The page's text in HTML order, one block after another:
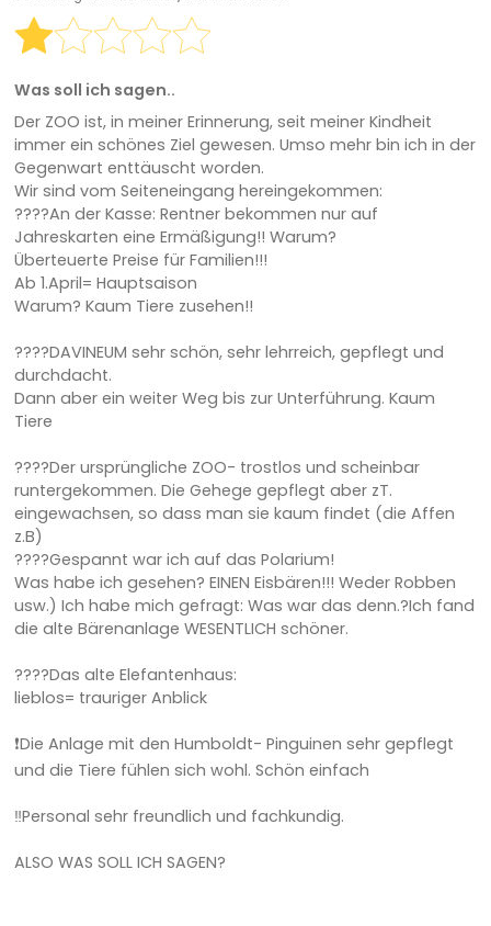
Was soll ich sagen..
Der ZOO ist, in meiner Erinnerung, seit meiner Kindheit
immer ein schönes Ziel gewesen. Umso mehr bin ich in der
Gegenwart enttäuscht worden.
Wir sind vom Seiteneingang hereingekommen:
????An der Kasse: Rentner bekommen nur auf
Jahreskarten eine Ermäßigung!! Warum?
Überteuerte Preise für Familien!!!
Ab 1.April= Hauptsaison
Warum? Kaum Tiere zusehen!!
????DAVINEUM sehr schön, sehr lehrreich, gepflegt und
durchdacht.
Dann aber ein weiter Weg bis zur Unterführung. Kaum
Tiere
????Der ursprüngliche ZOO- trostlos und scheinbar
runtergekommen. Die Gehege gepflegt aber zT.
eingewachsen, so dass man sie kaum findet (die Affen
z.B)
????Gespannt war ich auf das Polarium!
Was habe ich gesehen? EINEN Eisbären!!! Weder Robben
usw.) Ich habe mich gefragt: Was war das denn.?Ich fand
die alte Bärenanlage WESENTLICH schöner.
????Das alte Elefantenhaus:
lieblos= trauriger Anblick
❗Die Anlage mit den Humboldt- Pinguinen sehr gepflegt
und die Tiere fühlen sich wohl. Schön einfach
‼️Personal sehr freundlich und fachkundig.
ALSO WAS SOLL ICH SAGEN?